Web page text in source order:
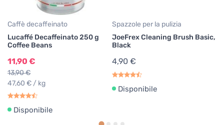
Caffè decaffeinato
Lucaffé Decaffeinato 250 g
Coffee Beans
11,90 €
13,90 €
47,60 € / kg
Disponibile
Spazzole per la pulizia
JoeFrex Cleaning Brush Basic,
Black
4,90 €
Disponibile